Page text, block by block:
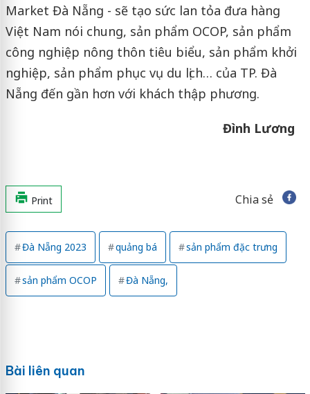
Market Đà Nẵng - sẽ tạo sức lan tỏa đưa hàng
Việt Nam nói chung, sản phẩm OCOP, sản phẩm
công nghiệp nông thôn tiêu biểu, sản phẩm khởi
nghiệp, sản phẩm phục vụ du lịch… của TP. Đà
Nẵng đến gần hơn với khách thập phương.
Đình Lương
Print Chia sẻ
Đà Nẵng 2023 quảng bá sản phẩm đặc trưng
sản phẩm OCOP Đà Nẵng,
Bài liên quan